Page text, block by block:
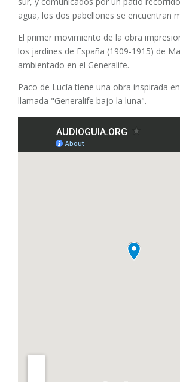
agua, los dos pabellones se encuentran
El primer movimiento de la obra
los jardines de España (1909-1915) de
ambientado en el Generalife.
Paco de Lucía tiene una obra inspirada
llamada "Generalife bajo la luna".